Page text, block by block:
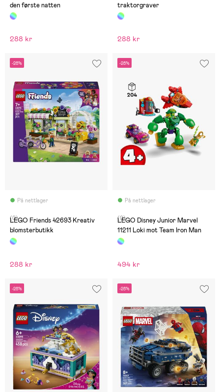
den første natten
288 kr
traktorgraver
288 kr
-28%
På nettlager
(0)
LEGO Friends 42693 Kreativ
blomsterbutikk
288 kr
-28%
På nettlager
(0)
LEGO Disney Junior Marvel
11211 Loki mot Team Iron Man
494 kr
-28% -28%